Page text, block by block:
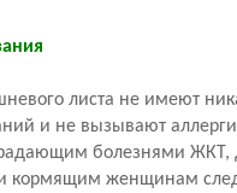
листа не имеют
и не вызывают
болезнями ЖКТ,
кормящим женщинам